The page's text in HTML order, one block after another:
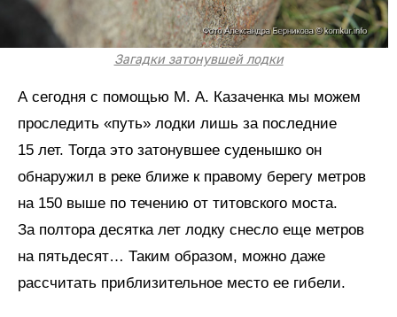
Загадки затонувшей лодки
А сегодня с помощью М. А. Казаченка мы можем
проследить «путь» лодки лишь за последние
15 лет. Тогда это затонувшее суденышко он
обнаружил в реке ближе к правому берегу метров
на 150 выше по течению от титовского моста.
За полтора десятка лет лодку снесло еще метров
на пятьдесят… Таким образом, можно даже
рассчитать приблизительное место ее гибели.